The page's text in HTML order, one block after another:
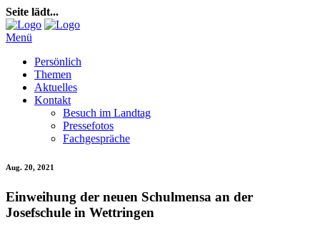
Seite lädt...
Menü
Persönlich
Themen
Aktuelles
Kontakt
Besuch im Landtag
Pressefotos
Fachgespräche
Aug. 20, 2021
Einweihung der neuen Schulmensa an der
Josefschule in Wettringen